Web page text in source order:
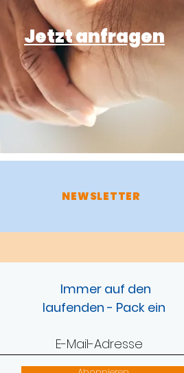
Jetzt anfragen
NEWSLETTER
Immer auf den
laufenden - Pack ein